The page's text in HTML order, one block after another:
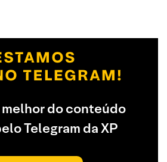
melhor do conteúdo
Telegram da XP